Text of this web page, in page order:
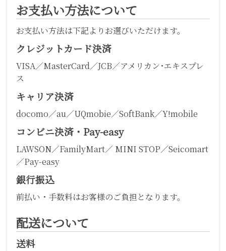
お支払い方法について
お支払い方法は下記よりお選びいただけます。
クレジットカード決済
VISA／MasterCard／JCB／アメリカン･エキスプレ
ス
キャリア決済
docomo／au／UQmobie／SoftBank／Y!mobile
コンビニ決済・Pay-easy
LAWSON／FamilyMart／ MINI STOP／Seicomart
／Pay-easy
銀行振込
前払い・手数料はお客様のご負担となります。
配送について
送料